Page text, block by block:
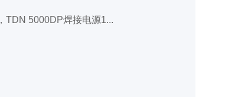
TDN 5000DP焊接电源1...